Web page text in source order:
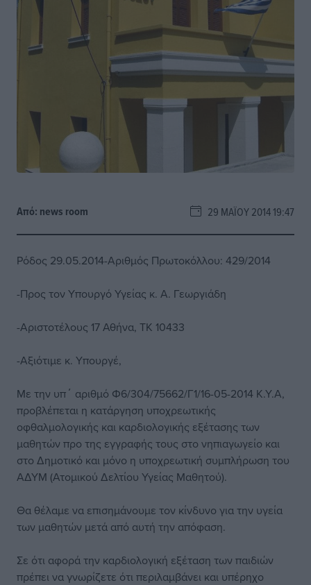
Από: news room 29 ΜΑΪ́ΟΥ 2014 19:47
Ρόδος 29.05.2014-Αριθμός Πρωτοκόλλου: 429/2014
-Προς τον Υπουργό Υγείας κ. Α. Γεωργιάδη
-Αριστοτέλους 17 Αθήνα, ΤΚ 10433
-Αξιότιμε κ. Υπουργέ,
Με την υπ΄ αριθμό Φ6/304/75662/Γ1/16-05-2014 Κ.Υ.Α,
προβλέπεται η κατάργηση υποχρεωτικής
οφθαλμολογικής και καρδιολογικής εξέτασης των
μαθητών προ της εγγραφής τους στο νηπιαγωγείο και
στο Δημοτικό και μόνο η υποχρεωτική συμπλήρωση του
ΑΔΥΜ (Ατομικού Δελτίου Υγείας Μαθητού).
Θα θέλαμε να επισημάνουμε τον κίνδυνο για την υγεία
των μαθητών μετά από αυτή την απόφαση.
Σε ότι αφορά την καρδιολογική εξέταση των παιδιών
πρέπει να γνωρίζετε ότι περιλαμβάνει και υπέρηχο